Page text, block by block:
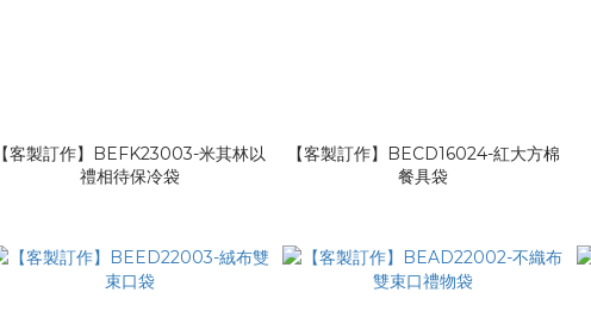
【客製訂作】BEFK23003-米其林以
禮相待保冷袋
【客製訂作】BECD16024-紅大方棉
餐具袋